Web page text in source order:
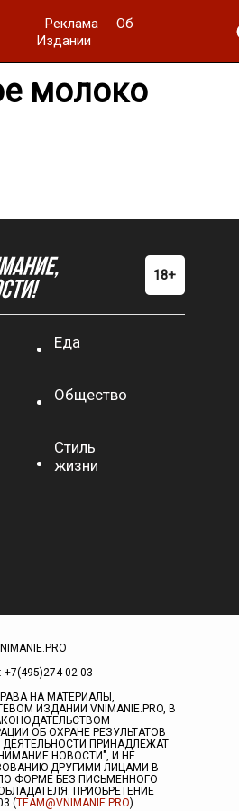
Реклама
Об
Издании
молоко
Еда
Общество
Стиль
жизни
02-03
НА МАТЕРИАЛЫ,
ИЗДАНИИ VNIMANIE.PRO, В
ОБ ОХРАНЕ РЕЗУЛЬТАТОВ
ДЕЯТЕЛЬНОСТИ ПРИНАДЛЕЖАТ
НОВОСТИ", И НЕ
ДРУГИМИ ЛИЦАМИ В
ФОРМЕ БЕЗ ПИСЬМЕННОГО
ПРИОБРЕТЕНИЕ
(TEAM@VNIMANIE.PRO)